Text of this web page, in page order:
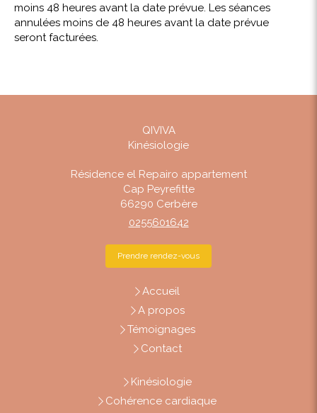
moins 48 heures avant la date prévue. Les séances
annulées moins de 48 heures avant la date prévue
seront facturées.
QIVIVA
Kinésiologie
Résidence el Repairo appartement
Cap Peyrefitte
66290 Cerbère
0255601642
Prendre rendez-vous
Accueil
A propos
Témoignages
Contact
Kinésiologie
Cohérence cardiaque